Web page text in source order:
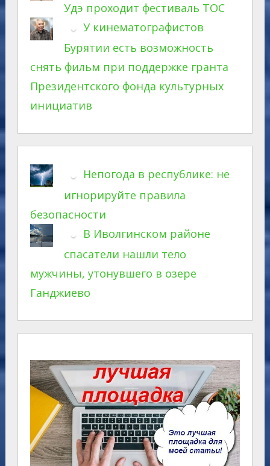
Удэ проходит фестиваль ТОС
У кинематографистов
Бурятии есть возможность
снять фильм при поддержке гранта
Президентского фонда культурных
инициатив
Непогода в республике: не
игнорируйте правила
безопасности
В Иволгинском районе
спасатели нашли тело
мужчины, утонувшего в озере
Ганджиево